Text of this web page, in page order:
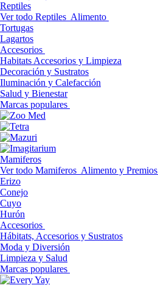
Reptiles
Ver todo Reptiles Alimento
Tortugas
Lagartos
Accesorios
Habitats Accesorios y Limpieza
Decoración y Sustratos
Iluminación y Calefacción
Salud y Bienestar
Marcas populares
Mamiferos
Ver todo Mamiferos Alimento y Premios
Erizo
Conejo
Cuyo
Hurón
Accesorios
Hábitats, Accesorios y Sustratos
Moda y Diversión
Limpieza y Salud
Marcas populares